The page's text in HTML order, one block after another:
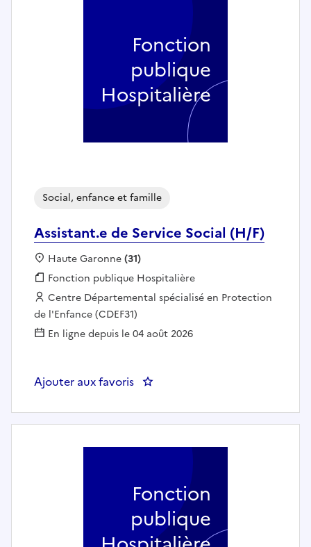
Assistant.e de Service Social (H/F)
Social, enfance et famille
Localisation :
Haute Garonne(31)
Fonction publique :
Fonction publique Hospitalière
Employeur :
Centre Départemental spécialisé en Protection
de l'Enfance (CDEF31)
En ligne depuis le 04 août 2026
Ajouter aux favoris : Assistant.e de Service Social
Fonction
publique
Hospitalière
Fonction
publique